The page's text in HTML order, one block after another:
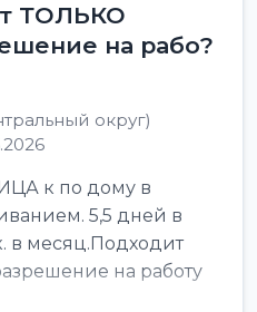
ТОЛЬКО
на рабо?
округ)
к по дому в
5,5 дней в
в месяц.Подходит
на работу